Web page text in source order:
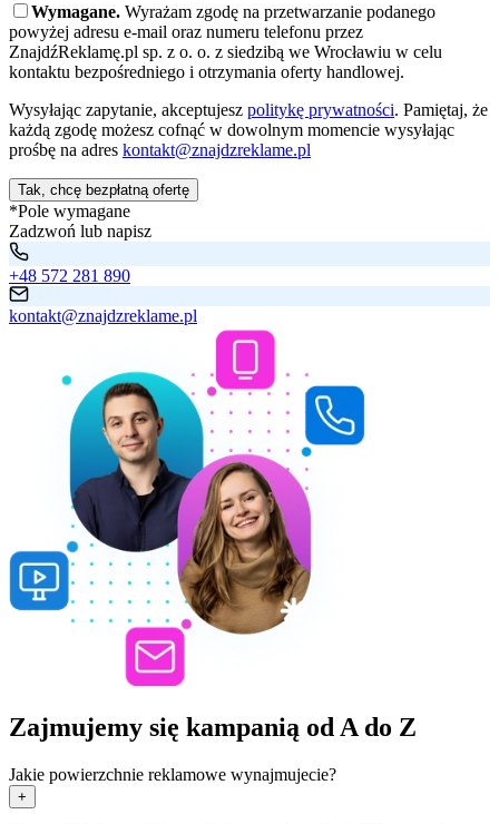
Wymagane. Wyrażam zgodę na przetwarzanie podanego
powyżej adresu e-mail oraz numeru telefonu przez
ZnajdźReklamę.pl sp. z o. o. z siedzibą we Wrocławiu w celu
kontaktu bezpośredniego i otrzymania oferty handlowej.
Wysyłając zapytanie, akceptujesz politykę prywatności. Pamiętaj, że
każdą zgodę możesz cofnąć w dowolnym momencie wysyłając
prośbę na adres kontakt@znajdzreklame.pl
Tak, chcę bezpłatną ofertę
*Pole wymagane
Zadzwoń lub napisz
+48 572 281 890
kontakt@znajdzreklame.pl
Zajmujemy się kampanią od A do Z
Jakie powierzchnie reklamowe wynajmujecie?
+